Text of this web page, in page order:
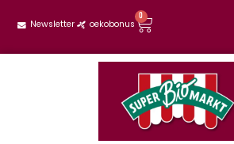
Newsletter oekobonus
0